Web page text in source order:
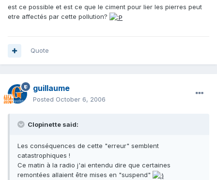
est ce possible et est ce que le ciment pour lier les pierres peut
etre affectés par cette pollution?
Quote
guillaume
Posted October 6, 2006
Clopinette said:
Les conséquences de cette "erreur" semblent
catastrophiques !
Ce matin à la radio j'ai entendu dire que certaines
remontées allaient être mises en "suspend"